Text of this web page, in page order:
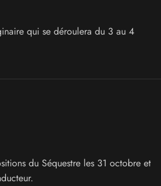
qui se déroulera du 3 au 4
du Séquestre les 31 octobre et